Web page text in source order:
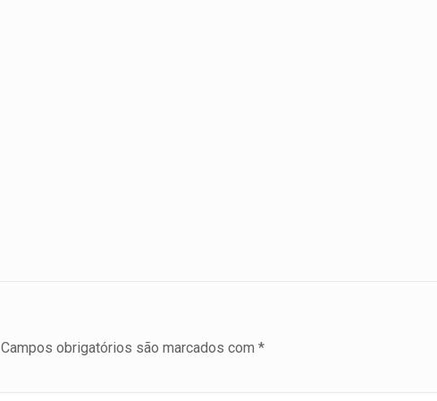
Campos obrigatórios são marcados com *